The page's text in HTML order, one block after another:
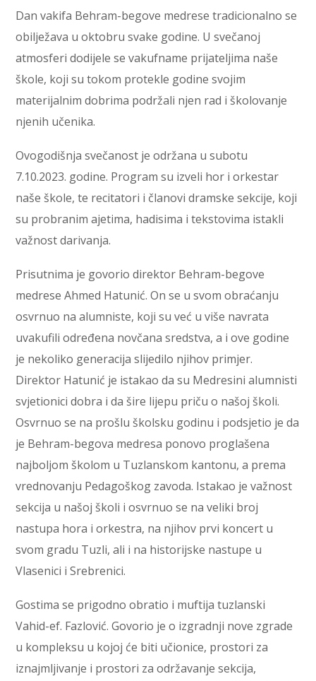
Dan vakifa Behram-begove medrese tradicionalno se
obilježava u oktobru svake godine. U svečanoj
atmosferi dodijele se vakufname prijateljima naše
škole, koji su tokom protekle godine svojim
materijalnim dobrima podržali njen rad i školovanje
njenih učenika.
Ovogodišnja svečanost je održana u subotu
7.10.2023. godine. Program su izveli hor i orkestar
naše škole, te recitatori i članovi dramske sekcije, koji
su probranim ajetima, hadisima i tekstovima istakli
važnost darivanja.
Prisutnima je govorio direktor Behram-begove
medrese Ahmed Hatunić. On se u svom obraćanju
osvrnuo na alumniste, koji su već u više navrata
uvakufili određena novčana sredstva, a i ove godine
je nekoliko generacija slijedilo njihov primjer.
Direktor Hatunić je istakao da su Medresini alumnisti
svjetionici dobra i da šire lijepu priču o našoj školi.
Osvrnuo se na prošlu školsku godinu i podsjetio je da
je Behram-begova medresa ponovo proglašena
najboljom školom u Tuzlanskom kantonu, a prema
vrednovanju Pedagoškog zavoda. Istakao je važnost
sekcija u našoj školi i osvrnuo se na veliki broj
nastupa hora i orkestra, na njihov prvi koncert u
svom gradu Tuzli, ali i na historijske nastupe u
Vlasenici i Srebrenici.
Gostima se prigodno obratio i muftija tuzlanski
Vahid-ef. Fazlović. Govorio je o izgradnji nove zgrade
u kompleksu u kojoj će biti učionice, prostori za
iznajmljivanje i prostori za održavanje sekcija,